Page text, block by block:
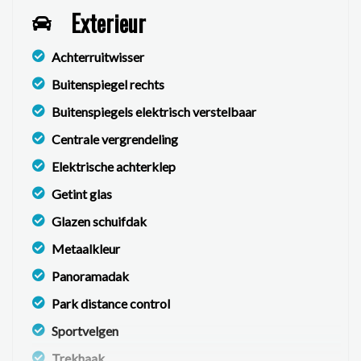
de verstrekte informatie in de advertentie. Vertrouw
niet alleen op deze informatie maar controleer altijd
zelf de zaken welke voor jouw belangrijk zijn en je
beslissing zouden kunnen beïnvloeden. Neem contact
op met de verkoper voor aanvullende vragen.
Exterieur
Achterruitwisser
Buitenspiegel rechts
Buitenspiegels elektrisch verstelbaar
Centrale vergrendeling
Elektrische achterklep
Getint glas
Glazen schuifdak
Metaalkleur
Panoramadak
Park distance control
Sportvelgen